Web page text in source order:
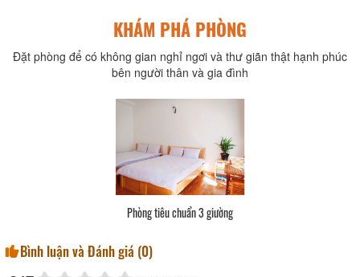
KHÁM PHÁ PHÒNG
Đặt phòng để có không gian nghỉ ngơi và thư giãn thật hạnh phúc
bên người thân và gia đình
Phòng tiêu chuẩn 3 giường
Bình luận và Đánh giá (0)